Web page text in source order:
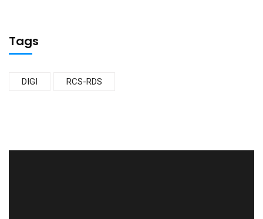
Tags
DIGI RCS-RDS